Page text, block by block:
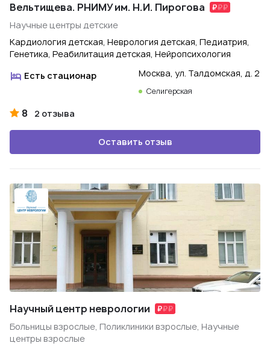
Вельтищева. РНИМУ им. Н.И. Пирогова
Научные центры детские
Кардиология детская, Неврология детская, Педиатрия,
Генетика, Реабилитация детская, Нейропсихология
Есть стационар
Москва, ул. Талдомская, д. 2
Селигерская
8 2 отзыва
Оставить отзыв
Научный центр неврологии
Больницы взрослые, Поликлиники взрослые, Научные
центры взрослые